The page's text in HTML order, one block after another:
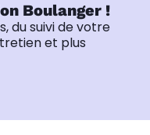
Boulanger !
du suivi de votre
et plus